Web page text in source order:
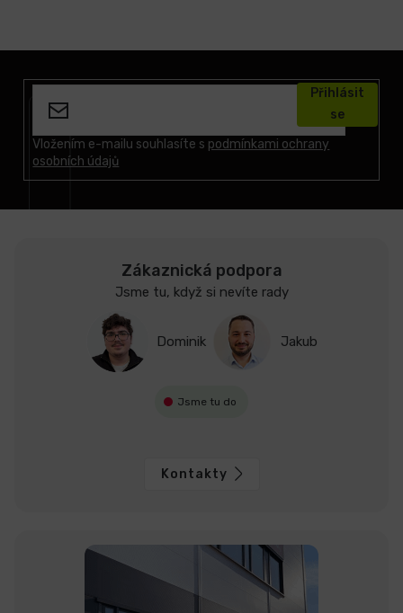
Vložením e-mailu souhlasíte s podmínkami ochrany
osobních údajů
Přihlásit
se
Zákaznická podpora
Jsme tu, když si nevíte rady
Dominik Jakub
Jsme tu do
Kontakty